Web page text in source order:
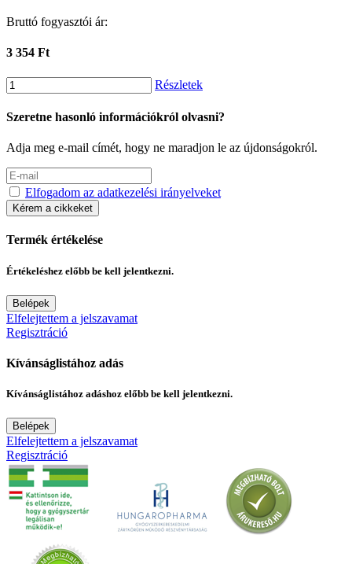
Bruttó fogyasztói ár:
3 354 Ft
Részletek
Szeretne hasonló információkról olvasni?
Adja meg e-mail címét, hogy ne maradjon le az újdonságokról.
Elfogadom az adatkezelési irányelveket
Kérem a cikkeket
Termék értékelése
Értékeléshez előbb be kell jelentkezni.
Belépek
Elfelejtettem a jelszavamat
Regisztráció
Kívánságlistához adás
Kívánságlistához adáshoz előbb be kell jelentkezni.
Belépek
Elfelejtettem a jelszavamat
Regisztráció